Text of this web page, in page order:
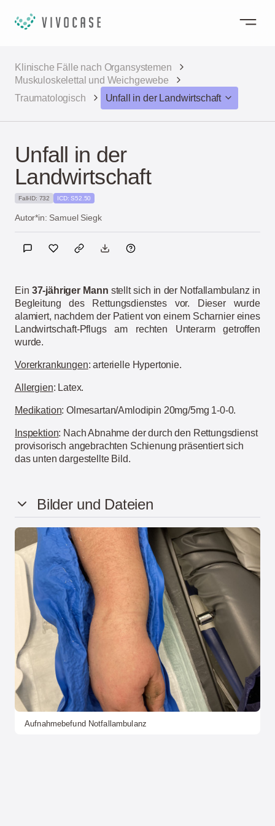
Klinische Fälle nach Organsystemen
Muskuloskelettal und Weichgewebe
Traumatologisch
Unfall in der Landwirtschaft
Unfall in der
Landwirtschaft
Fall-ID: 732 ICD: S52.50
Autor*in: Samuel Siegk
Ein 37-jähriger Mann stellt sich in der Notfallambulanz in
Begleitung des Rettungsdienstes vor. Dieser wurde
alamiert, nachdem der Patient von einem Scharnier eines
Landwirtschaft-Pflugs am rechten Unterarm getroffen
wurde.
Vorerkrankungen: arterielle Hypertonie.
Allergien: Latex.
Medikation: Olmesartan/Amlodipin 20mg/5mg 1-0-0.
Inspektion: Nach Abnahme der durch den Rettungsdienst
provisorisch angebrachten Schienung präsentiert sich
das unten dargestellte Bild.
Bilder und Dateien
Aufnahmebefund Notfallambulanz